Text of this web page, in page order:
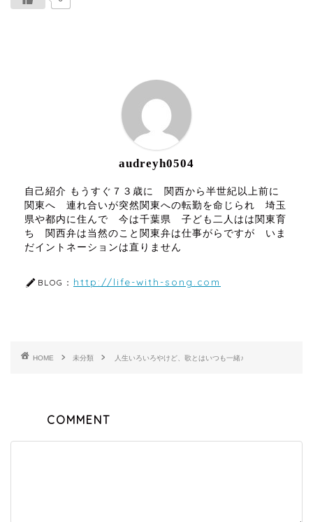
audreyh0504
自己紹介 もうすぐ７３歳に 関西から半世紀以上前に
関東へ 連れ合いが突然関東への転勤を命じられ 埼玉
県や都内に住んで 今は千葉県 子ども二人はは関東育
ち 関西弁は当然のこと関東弁は仕事がらですが いま
だイントネーションは直りません
BLOG： http://life-with-song.com
HOME 未分類 人生いろいろやけど、歌とはいつも一緒♪
COMMENT